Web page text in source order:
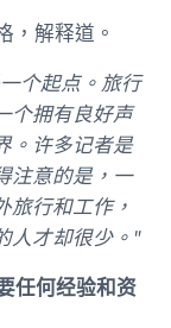
，解释道。
个起点。旅行
个拥有良好声
。许多记者是
注意的是，一
旅行和工作，
人才却很少。"
任何经验和资